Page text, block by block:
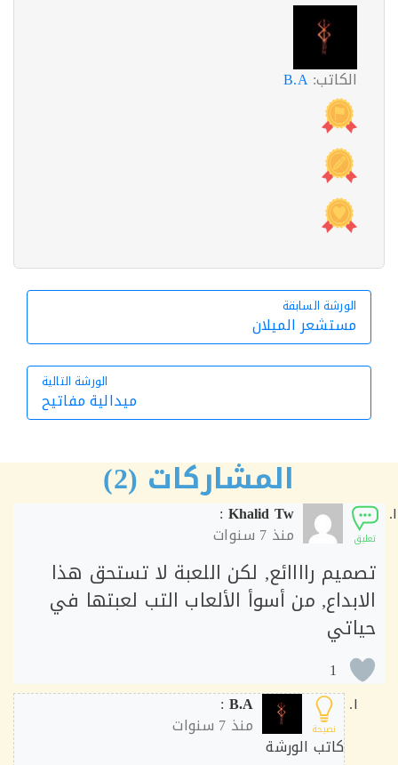
الكاتب:B.A
الورشة السابقة
الورشة السابقة
مستشعر الميلان
الورشة التالية
الورشة
ميدالية مفاتيح
المشاركات (2)
Khalid Tw
:
منذ
راااائع, لكن اللعبة لا تستحق هذا
من أسوأ الألعاب التب لعبتها في
1
B.A
منذ
كاتب الورشة